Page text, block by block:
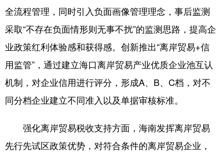
全流程管理，同时引入负面画像管理理念，事后监测
采取“不存在负面情形则无事不扰”的监测思路，提高企
业政策红利体验感和获得感。创新推出“离岸贸易+信
用监管”，通过建立海口离岸贸易产业优质企业池互认
机制，对企业信用进行评分，形成A、B、C档，对不
同分档企业建立不同准入以及单据审核标准。
强化离岸贸易税收支持方面，海南发挥离岸贸易
先行先试区政策优势，对符合条件的离岸贸易企业，